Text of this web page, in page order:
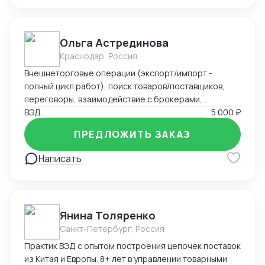
Ольга Астрединова
Краснодар, Россия
Внешнеторговые операции (экспорт/импорт -
полный цикл работ), поиск товаров/поставщиков,
переговоры, взаимодействие с брокерами,
экспедиторами, сертифицирующими
организациями; логистика, расчет затрат и входной
цены; начальная бухгалтерия, переводы устные и
письменные; участие в выставках, конференциях.
Опыт организации ВЭД «с нуля», опыт
ведение переговоров от лица компании). Опыт
командировок (Россия и зарубежье) CRM, Bitrix24,
ИИ, Miscrosoft office, 1С Предприятие, офисная
техника; английский (свободно); немецкий
(начальный уровень)
ВЭД 5 000 ₽
Написать
ПРЕДЛОЖИТЬ ЗАКАЗ
Янина Толяренко
Санкт-Петербург, Россия
Практик ВЭД с опытом построения цепочек поставок
из Китая и Европы. 8+ лет в управлении товарными